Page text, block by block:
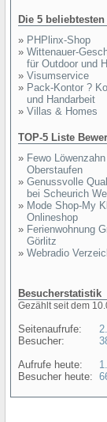
Die 5
» PHPlinx-Shop
» Wittenauer-
für Outdoor und
» Visumservice
» Pack-Kontor ?
und Handarbeit
» Villas & Homes
TOP-5 Liste
» Fewo
Oberstaufen
» Genussvolle
bei Scheurich
» Mode Shop-My
Onlineshop
» Ferienwohnung
Görlitz
» Webradio
Besucherstatistik
Gezählt seit dem
Seitenaufrufe:
Besucher:
Aufrufe heute:
Besucher heute: